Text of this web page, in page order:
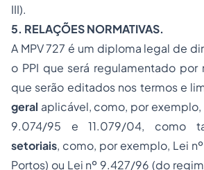
III).
5. RELAÇÕES NORMATIVAS.
A MPV 727 é um diploma legal de
o PPI que será regulamentado
que serão editados nos termos e
geral aplicável, como, por exemplo,
9.074/95 e 11.079/04, como
setoriais, como, por exemplo, Lei
Portos) ou Lei nº 9.427/96 (do